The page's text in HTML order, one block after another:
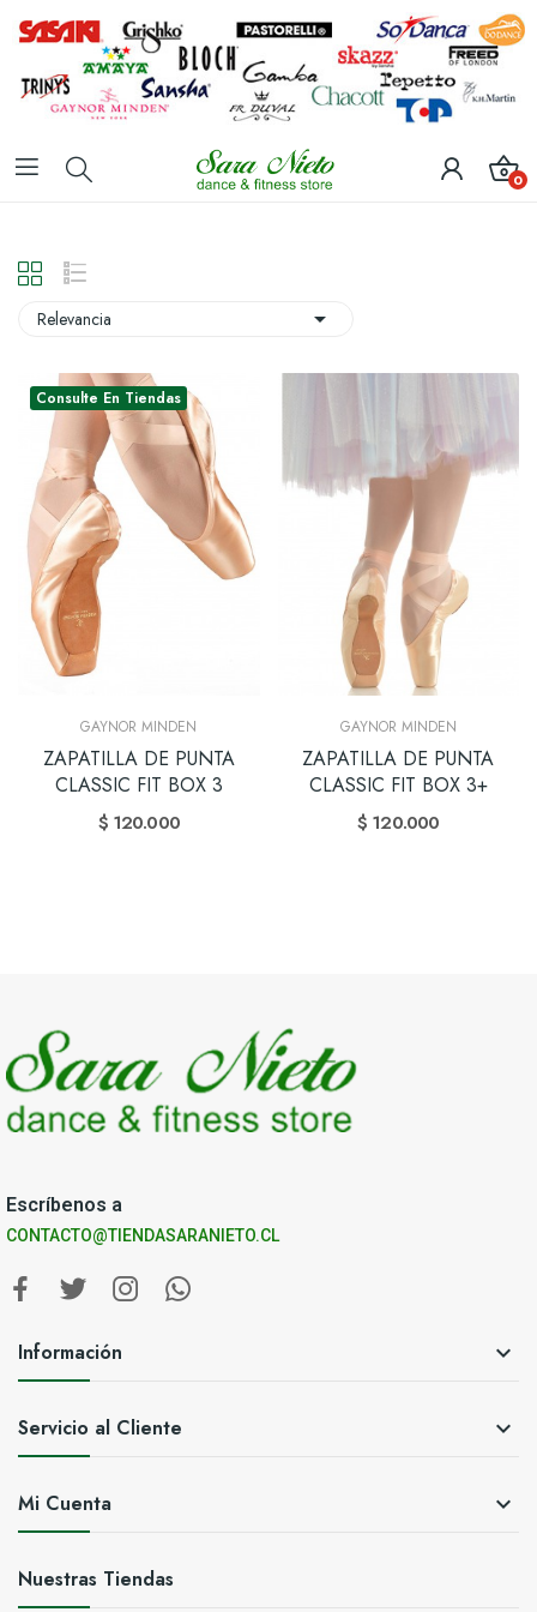
0
Relevancia 
Consulte En Tiendas
GAYNOR MINDEN
ZAPATILLA DE PUNTA
CLASSIC FIT BOX 3
$ 120.000
GAYNOR MINDEN
ZAPATILLA DE PUNTA
CLASSIC FIT BOX 3+
$ 120.000
Escríbenos a
CONTACTO@TIENDASARANIETO.CL
Información 
Servicio al Cliente 
Mi Cuenta 
Nuestras Tiendas